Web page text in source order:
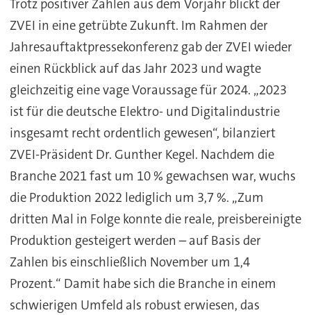
Trotz positiver Zahlen aus dem Vorjahr blickt der
ZVEI in eine getrübte Zukunft. Im Rahmen der
Jahresauftaktpressekonferenz gab der ZVEI wieder
einen Rückblick auf das Jahr 2023 und wagte
gleichzeitig eine vage Voraussage für 2024. „2023
ist für die deutsche Elektro- und Digitalindustrie
insgesamt recht ordentlich gewesen“, bilanziert
ZVEI-Präsident Dr. Gunther Kegel. Nachdem die
Branche 2021 fast um 10 % gewachsen war, wuchs
die Produktion 2022 lediglich um 3,7 %. „Zum
dritten Mal in Folge konnte die reale, preisbereinigte
Produktion gesteigert werden – auf Basis der
Zahlen bis einschließlich November um 1,4
Prozent.“ Damit habe sich die Branche in einem
schwierigen Umfeld als robust erwiesen, das